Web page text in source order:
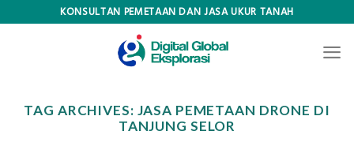
KONSULTAN PEMETAAN DAN JASA UKUR TANAH
TAG ARCHIVES: JASA PEMETAAN DRONE DI
TANJUNG SELOR